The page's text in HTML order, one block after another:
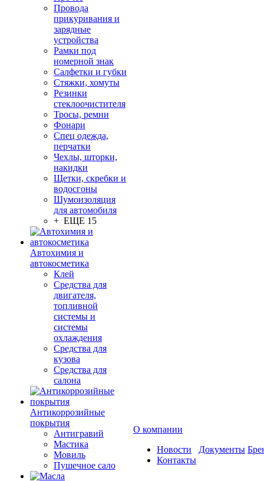
Провода
прикуривания и
зарядные
устройства
Рамки под
номерной знак
Салфетки и губки
Стяжки, хомуты
Резинки
стеклоочистителя
Тросы, ремни
Фонари
Спец одежда,
перчатки
Чехлы, шторки,
накидки
Щетки, скребки и
водосгоны
Шумоизоляция
для автомобиля
+ ЕЩЕ 15
Автохимия и
автокосметика
Клей
Средства для
двигателя,
топливной
системы и
системы
охлаждения
Средства для
кузова
Средства для
салона
Антикоррозийные
покрытия
Антигравий
Мастика
Мовиль
Пушечное сало
О компании
Новости
Контакты
Документы